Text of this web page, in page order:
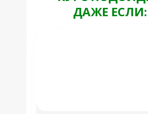
ДАЖЕ ЕСЛИ: